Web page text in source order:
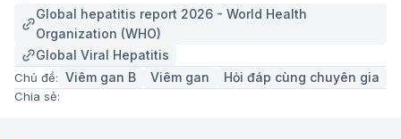
Global hepatitis report 2026 - World Health
Organization (WHO)
Global Viral Hepatitis
Chủ đề: Viêm gan B Viêm gan Hỏi đáp cùng chuyên gia
Chia sẻ: